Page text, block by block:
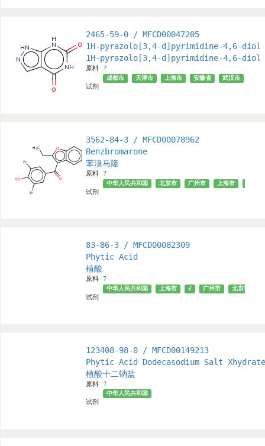
2465-59-0 / MFCD00047205
1H-pyrazolo[3,4-d]pyrimidine-4,6-diol
1H-pyrazolo[3,4-d]pyrimidine-4,6-diol
原料 ?
试剂
成都市 天津市 上海市 安徽省 武汉市
3562-84-3 / MFCD00078962
Benzbromarone
苯溴马隆
原料 ?
试剂
中华人民共和国 北京市 广州市 上海市
83-86-3 / MFCD00082309
Phytic Acid
植酸
原料 ?
试剂
中华人民共和国 上海市 √ 广州市 北京市
123408-98-0 / MFCD00149213
Phytic Acid Dodecasodium Salt Xhydrate
植酸十二钠盐
原料 ?
试剂
中华人民共和国